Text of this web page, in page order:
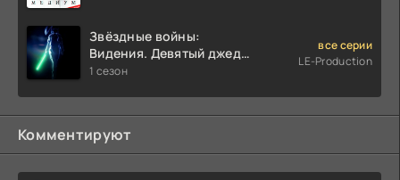
Звёздные войны:
Видения. Девятый джедай
(2026)
1 сезон
все серии
LE-Production
Комментируют